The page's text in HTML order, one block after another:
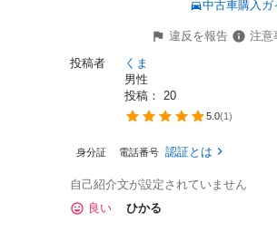
中古車購入ガ
違反を報告
注意
投稿者
くま
男性
投稿： 20
5.0(1)
身分証 電話番号 認証とは
自己紹介文が設定されていません
良い
ひかる